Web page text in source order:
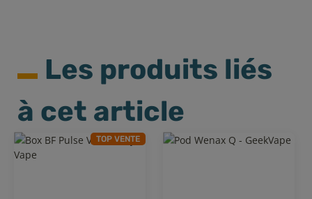
Les produits liés
à cet article
TOP VENTE